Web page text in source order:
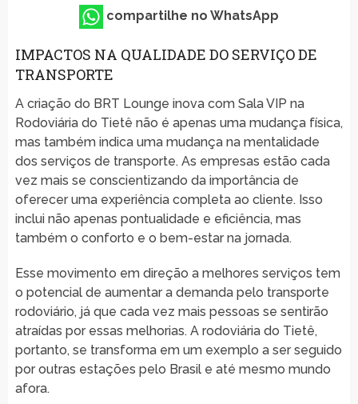
compartilhe no WhatsApp
IMPACTOS NA QUALIDADE DO SERVIÇO DE
TRANSPORTE
A criação do BRT Lounge inova com Sala VIP na
Rodoviária do Tietê não é apenas uma mudança física,
mas também indica uma mudança na mentalidade
dos serviços de transporte. As empresas estão cada
vez mais se conscientizando da importância de
oferecer uma experiência completa ao cliente. Isso
inclui não apenas pontualidade e eficiência, mas
também o conforto e o bem-estar na jornada.
Esse movimento em direção a melhores serviços tem
o potencial de aumentar a demanda pelo transporte
rodoviário, já que cada vez mais pessoas se sentirão
atraídas por essas melhorias. A rodoviária do Tietê,
portanto, se transforma em um exemplo a ser seguido
por outras estações pelo Brasil e até mesmo mundo
afora.